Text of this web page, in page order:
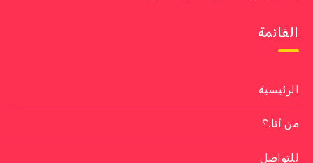
القائمة
الرئيسية
من أنا.؟
للتواصل